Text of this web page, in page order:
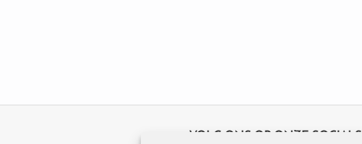
VOLG ONS OP ONZE SOCIALS